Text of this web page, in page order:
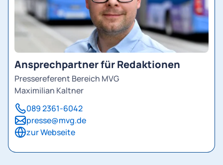
Ansprechpartner für Redaktionen
Pressereferent Bereich MVG
Maximilian Kaltner
089 2361-6042
presse@mvg.de
zur Webseite